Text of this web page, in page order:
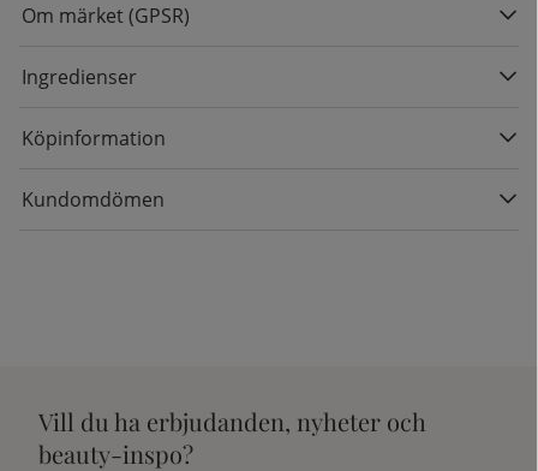
Om märket (GPSR)
Ingredienser
Köpinformation
Kundomdömen
Vill du ha erbjudanden, nyheter och
beauty-inspo?